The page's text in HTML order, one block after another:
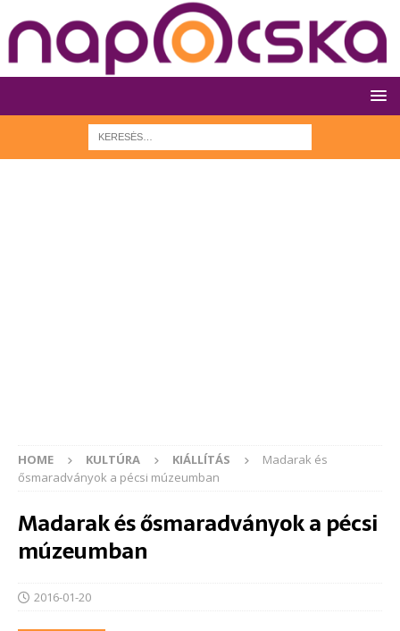
HOME KULTÚRA KIÁLLÍTÁS
Madarak és
ősmaradványok a pécsi múzeumban
Madarak és ősmaradványok a pécsi
múzeumban
2016-01-20